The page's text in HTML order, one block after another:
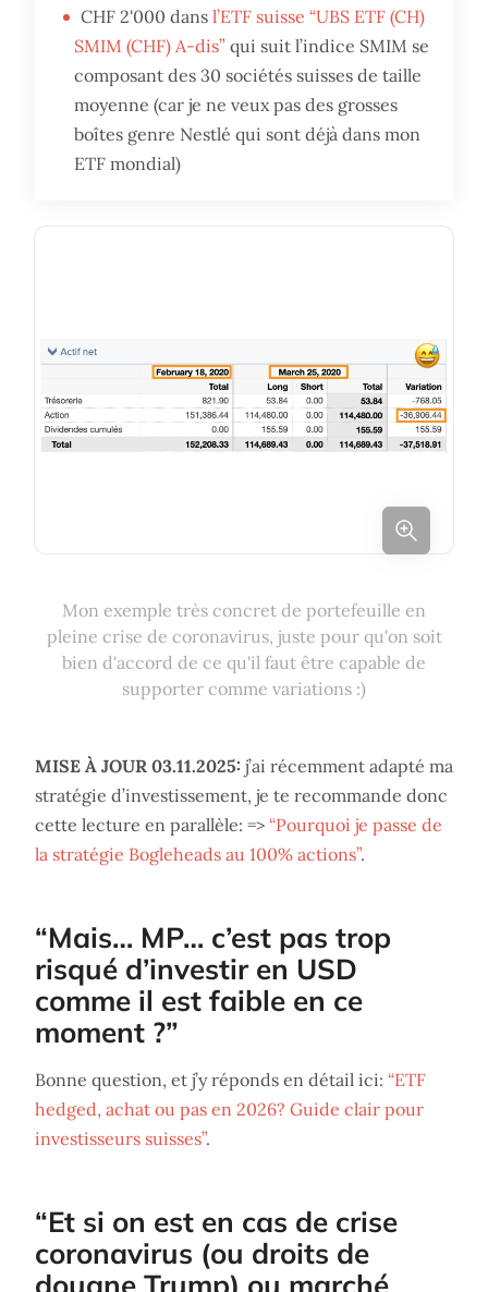
CHF 2'000 dans l’ETF suisse “UBS ETF (CH)
SMIM (CHF) A-dis” qui suit l’indice SMIM se
composant des 30 sociétés suisses de taille
moyenne (car je ne veux pas des grosses
boîtes genre Nestlé qui sont déjà dans mon
ETF mondial)
Mon exemple très concret de portefeuille en
pleine crise de coronavirus, juste pour qu'on soit
bien d'accord de ce qu'il faut être capable de
supporter comme variations :)
MISE À JOUR 03.11.2025: j’ai récemment adapté ma
stratégie d’investissement, je te recommande donc
cette lecture en parallèle: => “Pourquoi je passe de
la stratégie Bogleheads au 100% actions”.
“Mais… MP… c’est pas trop
risqué d’investir en USD
comme il est faible en ce
moment ?”
Bonne question, et j’y réponds en détail ici: “ETF
hedged, achat ou pas en 2026? Guide clair pour
investisseurs suisses”.
“Et si on est en cas de crise
coronavirus (ou droits de